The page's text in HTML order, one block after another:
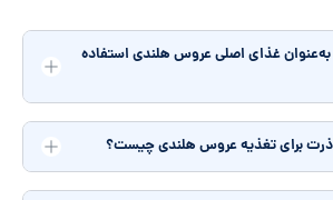
به‌عنوان غذای اصلی عروس هلندی استفاده
ذرت برای تغذیه عروس هلندی چیست؟